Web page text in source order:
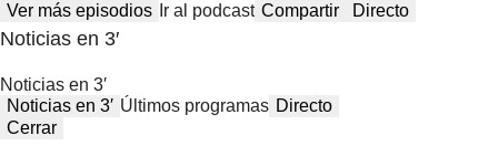
Ver más episodios Ir al podcast Compartir Directo
Noticias en 3′
Noticias en 3′
Noticias en 3′ Últimos programas Directo
Cerrar